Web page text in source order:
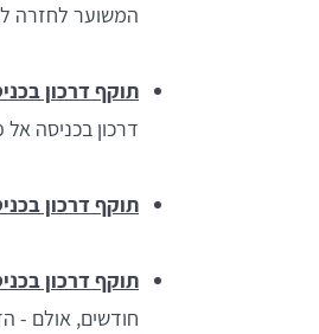
המשוער לחזרה
תוקף דרכון
דרכון בכניסה אל
תוקף דרכון
תוקף דרכון
חודשים, אולם -